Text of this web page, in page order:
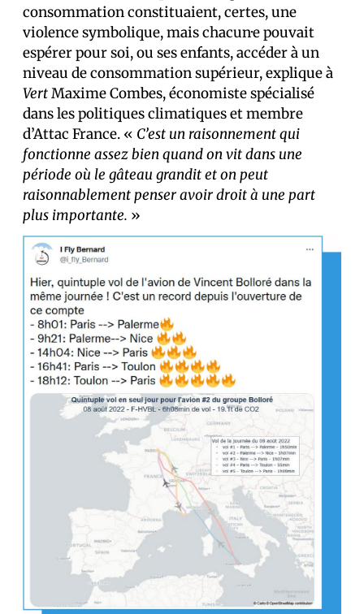
consommation constituaient, certes, une
violence symbolique, mais chacun·e pouvait
espérer pour soi, ou ses enfants, accéder à un
niveau de consommation supérieur, explique à
VertMaxime Combes, économiste spécialisé
dans les politiques climatiques et membre
d’Attac France. « C’est un raisonnement qui
fonctionne assez bien quand on vit dans une
période où le gâteau grandit et on peut
raisonnablement penser avoir droit à une part
plus importante. »